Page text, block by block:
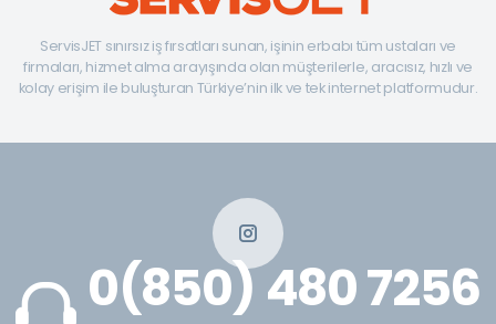
ServisJET sınırsız iş fırsatları sunan, işinin erbabı tüm ustaları ve
firmaları, hizmet alma arayışında olan müşterilerle, aracısız, hızlı ve
kolay erişim ile buluşturan Türkiye’nin ilk ve tek internet platformudur.
0(850) 480 7256